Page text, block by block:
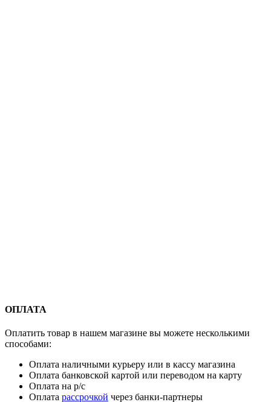
ОПЛАТА
Оплатить товар в нашем магазине вы можете несколькими
способами:
Оплата наличными курьеру или в кассу магазина
Оплата банковской картой или переводом на карту
Оплата на р/с
Оплата рассрочкой через банки-партнеры